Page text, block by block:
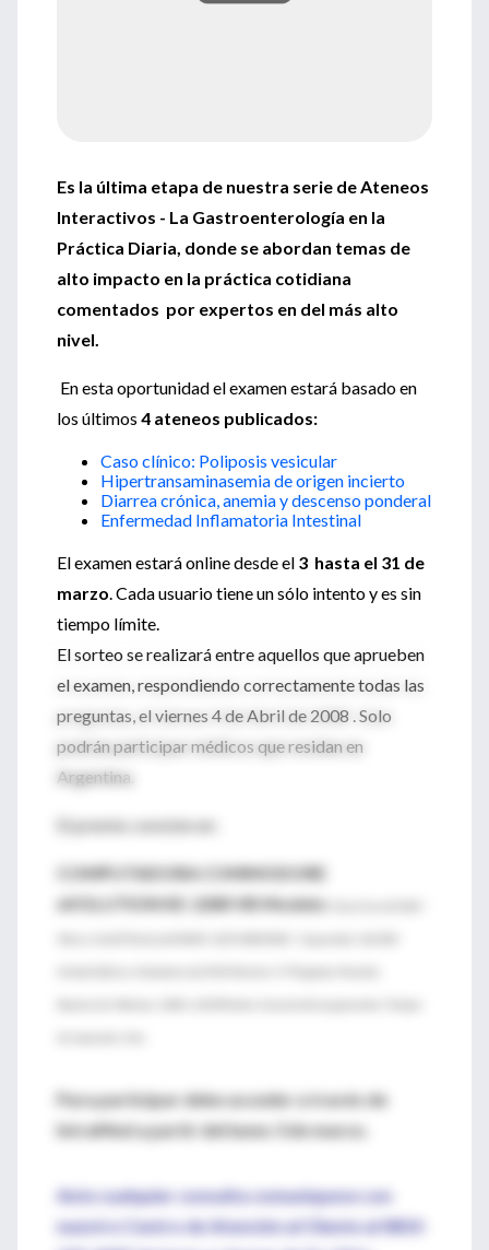
Es la última etapa de nuestra serie de Ateneos
Interactivos - La Gastroenterología en la
Práctica Diaria, donde se abordan temas de
alto impacto en la práctica cotidiana
comentados por expertos en del más alto
nivel.
En esta oportunidad el examen estará basado en
los últimos 4 ateneos publicados:
Caso clínico: Poliposis vesicular
Hipertransaminasemia de origen incierto
Diarrea crónica, anemia y descenso ponderal
Enfermedad Inflamatoria Intestinal
El examen estará online desde el 3 hasta el 31 de
marzo. Cada usuario tiene un sólo intento y es sin
tiempo límite.
El sorteo se realizará entre aquellos que aprueben
el examen, respondiendo correctamente todas las
preguntas, el viernes 4 de Abril de 2008 . Solo
podrán participar médicos que residan en
Argentina.
El premio consiste en:
COMPUTADORA COMMODORE
eVOLUTION KE-2280 VB Modelo:
Para participar debe acceder a través de
IntraMed a partir del lunes 3 de marzo.
Ante cualquier consulta comuníquese con
nuestro Centro de Atención al Cliente al 0810-